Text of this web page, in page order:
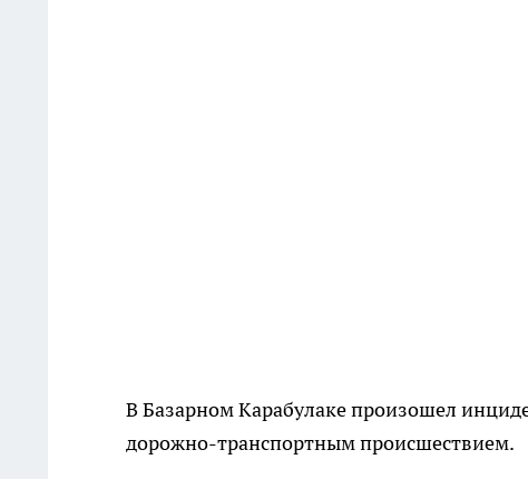
В Базарном Карабулаке произошел
дорожно-транспортным происшествием.